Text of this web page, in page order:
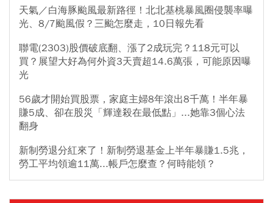
天氣／白海豚颱風最新路徑！北北基桃暴風圈侵襲率曝
光、8/7颱風假？三颱怎麼走，10日報先看
聯電(2303)股價破底翻、漲了2成玩完？118元可以
買？展望大好為何外資3天賣超14.6萬張，可能原因曝
光
56歲才開始買股票，家庭主婦8年滾出8千萬！半年暴
賺5成、卻在股災「輝達殺在最低點」...她靠3個心法
翻身
新制勞退分紅來了！新制勞退基金上半年暴賺1.5兆，
勞工平均領逾11萬...帳戶怎麼查？何時能領？